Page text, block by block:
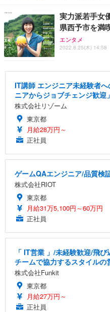
実力派若手女
県西予市を満
エンタメ
2022.8.25(木) 14:58
IT講師 エンジニア未経験者
ニアからジョブチェンジ歓迎」
株式会社リゾーム
東京都
月給28万円～
正社員
ゲームQAエンジニア/品質検
株式会社RIOT
東京都
月給31万5,100円～60万円
正社員
「 IT営業 」/未経験歓迎/飛
チームで協力するスタイルの
株式会社Funkit
東京都
月給27万円～
正社員